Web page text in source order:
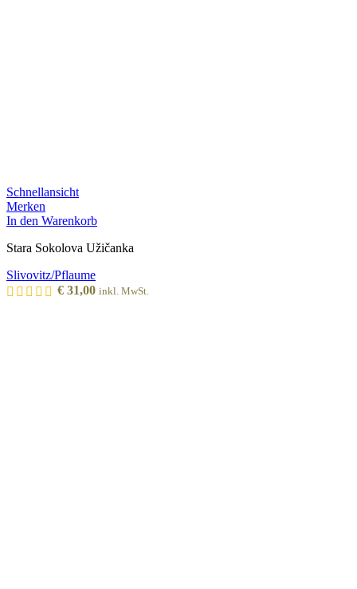
Schnellansicht
Merken
In den Warenkorb
Stara Sokolova Užičanka
Slivovitz/Pflaume
€ 31,00 inkl. MwSt.